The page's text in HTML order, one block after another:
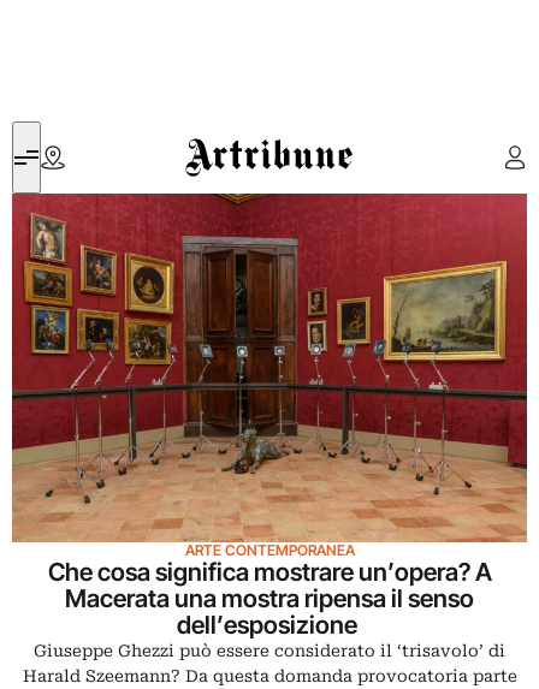
Artribune
ARTE CONTEMPORANEA
Che cosa significa mostrare un’opera? A
Macerata una mostra ripensa il senso
dell’esposizione
Giuseppe Ghezzi può essere considerato il ‘trisavolo’ di
Harald Szeemann? Da questa domanda provocatoria parte